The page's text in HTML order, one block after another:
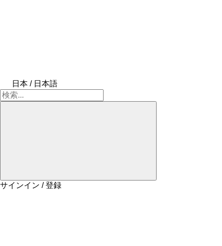
日本 / 日本語
サインイン / 登録